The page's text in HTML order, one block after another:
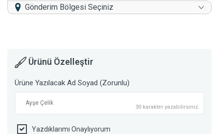
Gönderim Bölgesi Seçiniz
Ürünü Özelleştir
Ürüne Yazılacak Ad Soyad (Zorunlu)
30 karakter yazabilirsiniz.
Yazdıklarımı Onaylıyorum